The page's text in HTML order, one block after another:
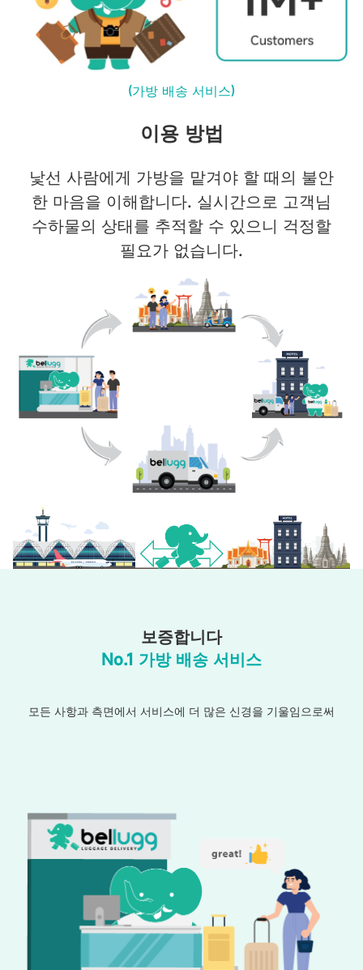
(가방 배송 서비스)
이용 방법
낯선 사람에게 가방을 맡겨야 할 때의 불안
한 마음을 이해합니다. 실시간으로 고객님
수하물의 상태를 추적할 수 있으니 걱정할
필요가 없습니다.
보증합니다
No.1 가방 배송 서비스
모든 사항과 측면에서 서비스에 더 많은 신경을 기울임으로써